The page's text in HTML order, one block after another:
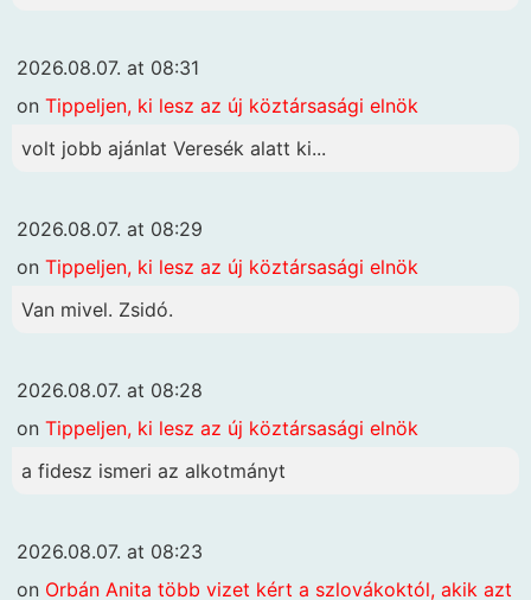
2026.08.07. at 08:31
on Tippeljen, ki lesz az új köztársasági elnök
volt jobb ajánlat Veresék alatt ki...
2026.08.07. at 08:29
on Tippeljen, ki lesz az új köztársasági elnök
Van mivel. Zsidó.
2026.08.07. at 08:28
on Tippeljen, ki lesz az új köztársasági elnök
a fidesz ismeri az alkotmányt
2026.08.07. at 08:23
on Orbán Anita több vizet kért a szlovákoktól, akik azt